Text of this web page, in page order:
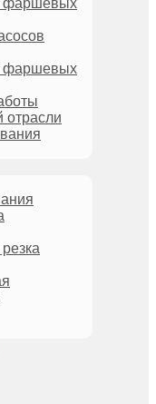
фаршевых
фаршевых
отрасли